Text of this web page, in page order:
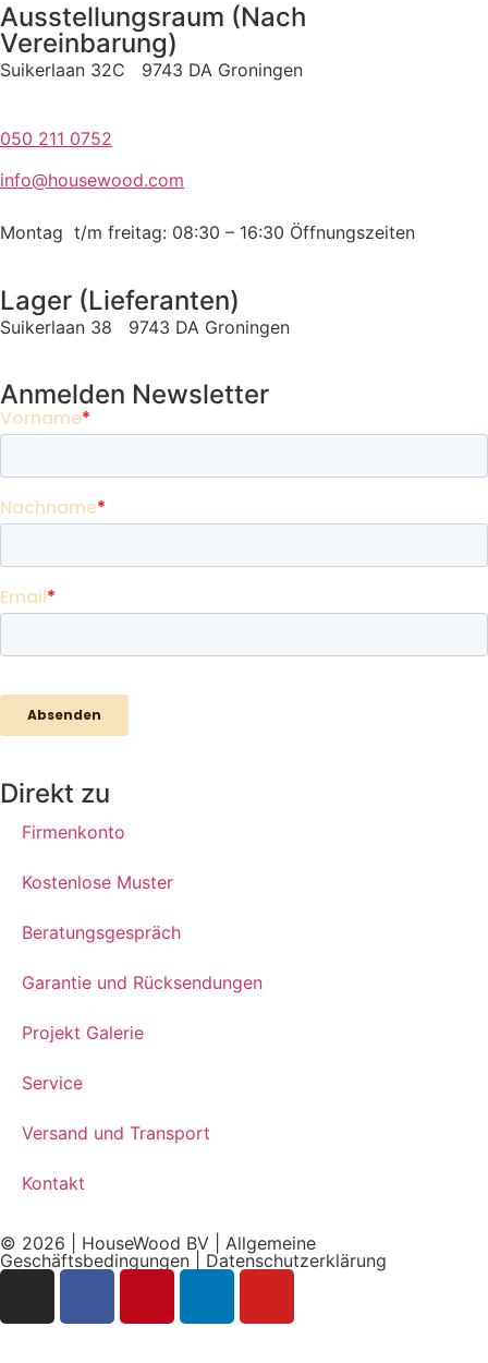
Ausstellungsraum (Nach
Vereinbarung)
Suikerlaan 32C 9743 DA Groningen
050 211 0752
info@housewood.com
Montag t/m freitag: 08:30 – 16:30 Öffnungszeiten
Lager (Lieferanten)
Suikerlaan 38 9743 DA Groningen
Anmelden Newsletter
Direkt zu
Firmenkonto
Kostenlose Muster
Beratungsgespräch
Garantie und Rücksendungen
Projekt Galerie
Service
Versand und Transport
Kontakt
© 2026 | HouseWood BV | Allgemeine
Geschäftsbedingungen
Datenschutzerklärung